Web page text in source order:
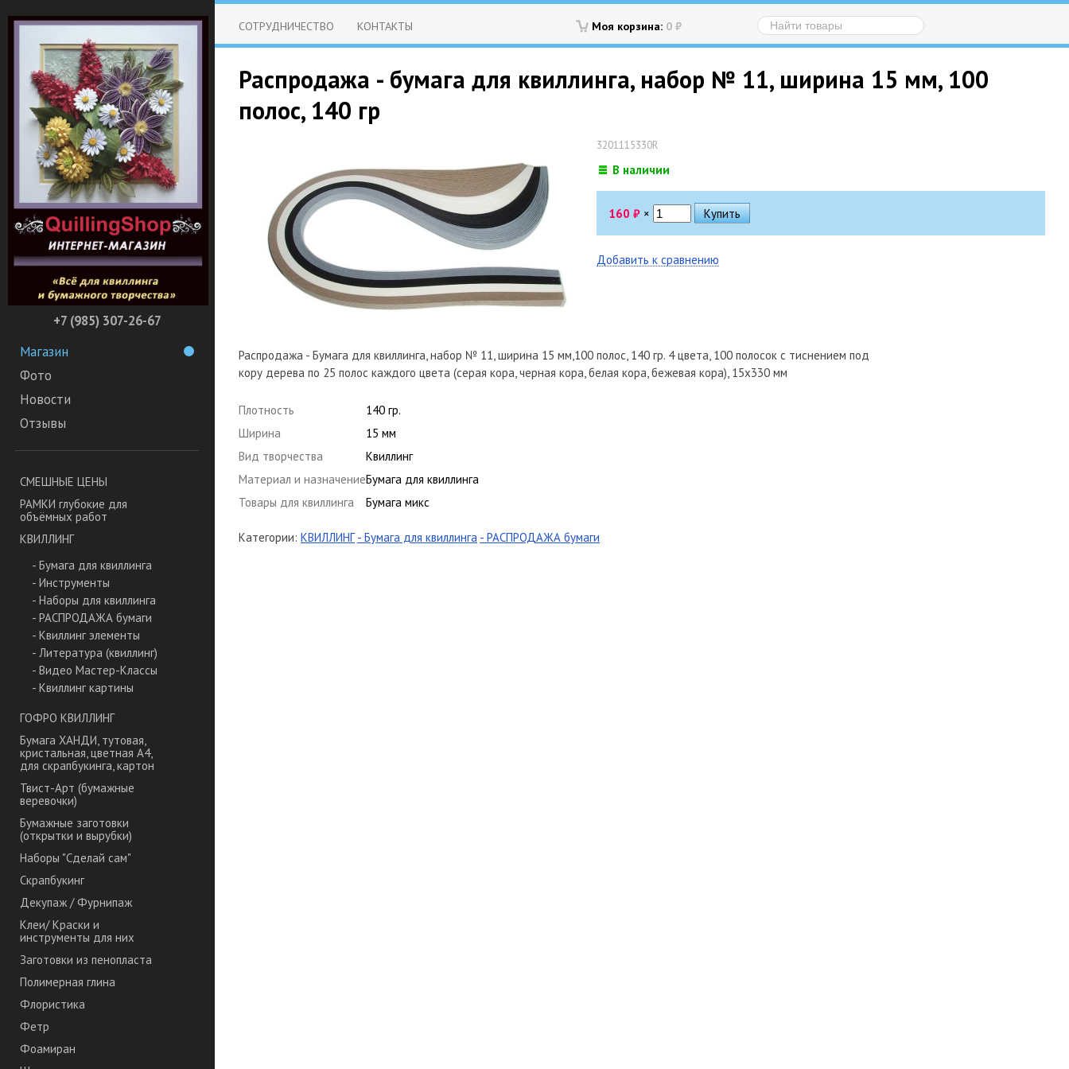
+7 (985) 307-26-67
Магазин
Фото
Новости
Отзывы
СМЕШНЫЕ ЦЕНЫ
РАМКИ глубокие для
объёмных работ
КВИЛЛИНГ
- Бумага для квиллинга
- Инструменты
- Наборы для квиллинга
- РАСПРОДАЖА бумаги
- Квиллинг элементы
- Литература (квиллинг)
- Видео Мастер-Классы
- Квиллинг картины
ГОФРО КВИЛЛИНГ
Бумага ХАНДИ, тутовая,
кристальная, цветная А4,
для скрапбукинга, картон
Твист-Арт (бумажные
веревочки)
Бумажные заготовки
(открытки и вырубки)
Наборы "Сделай сам"
Скрапбукинг
Декупаж / Фурнипаж
Клеи/ Краски и
инструменты для них
Заготовки из пенопласта
Полимерная глина
Флористика
Фетр
Фоамиран
Моя корзина: 0 ₽
СОТРУДНИЧЕСТВО КОНТАКТЫ
Распродажа - бумага для квиллинга, набор № 11, ширина 15 мм, 100
полос, 140 гр
3201115330R
В наличии
160 ₽ ×
Добавить к сравнению
Распродажа - Бумага для квиллинга, набор № 11, ширина 15 мм,100 полос, 140 гр. 4 цвета, 100 полосок с тиснением под
кору дерева по 25 полос каждого цвета (серая кора, черная кора, белая кора, бежевая кора), 15х330 мм
Плотность
140 гр.
Ширина
15 мм
Вид творчества
Квиллинг
Материал и назначениеБумага для квиллинга
Товары для квиллинга
Бумага микс
Категории: КВИЛЛИНГ - Бумага для квиллинга - РАСПРОДАЖА бумаги